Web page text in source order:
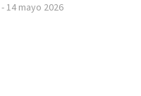
- 14 mayo 2026